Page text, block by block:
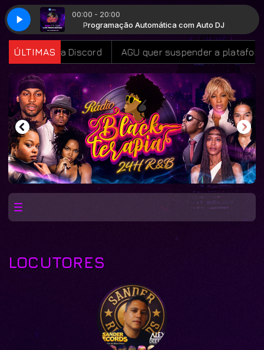
00:00 - 20:00
Auto DJ Programação Automática com Auto DJ
ÚLTIMASDiscord AGU quer suspender a plataforma
LOCUTORES